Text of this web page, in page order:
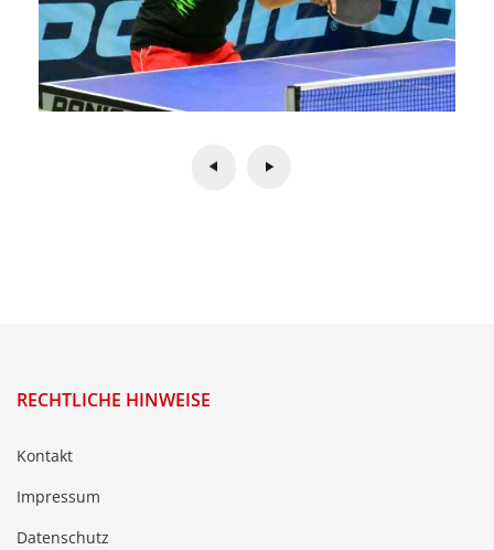
RECHTLICHE HINWEISE
Kontakt
Impressum
Datenschutz